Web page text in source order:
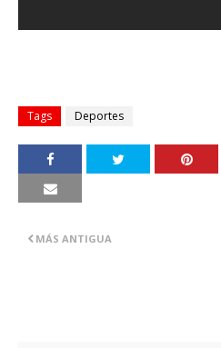
Tags Deportes
MÁS ANTIGUA